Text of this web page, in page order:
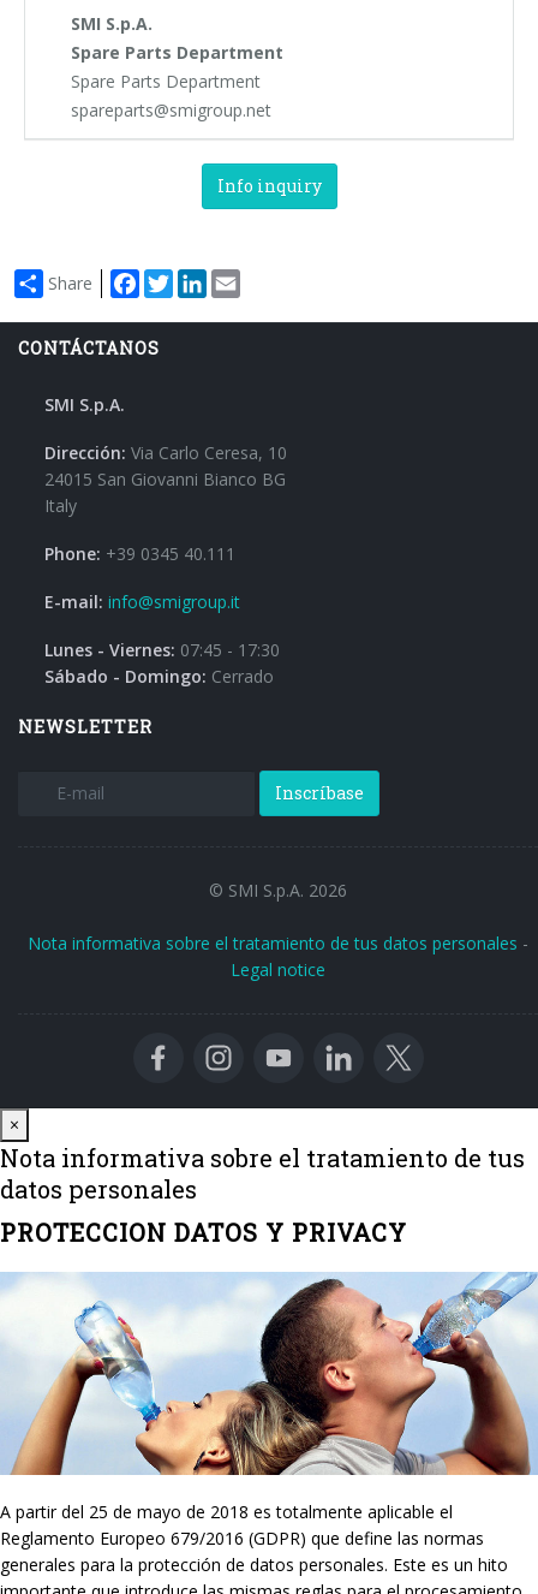
SMI S.p.A.
Spare Parts Department
Spare Parts Department
spareparts@smigroup.net
Info inquiry
Share Facebook
TwitterLinkedIn
CONTÁCTANOS
SMI S.p.A.
Dirección: Via Carlo Ceresa, 10
24015 San Giovanni Bianco BG
Italy
Phone: +39 0345 40.111
E-mail: info@smigroup.it
Lunes - Viernes: 07:45 - 17:30
Sábado - Domingo: Cerrado
NEWSLETTER
Inscríbase
© SMI S.p.A. 2026
Nota informativa sobre el tratamiento de tus datos personales -
Legal notice
×
Nota informativa sobre el tratamiento de tus
datos personales
PROTECCION DATOS Y PRIVACY
A partir del 25 de mayo de 2018 es totalmente aplicable el
Reglamento Europeo 679/2016 (GDPR) que define las normas
generales para la protección de datos personales. Este es un hito